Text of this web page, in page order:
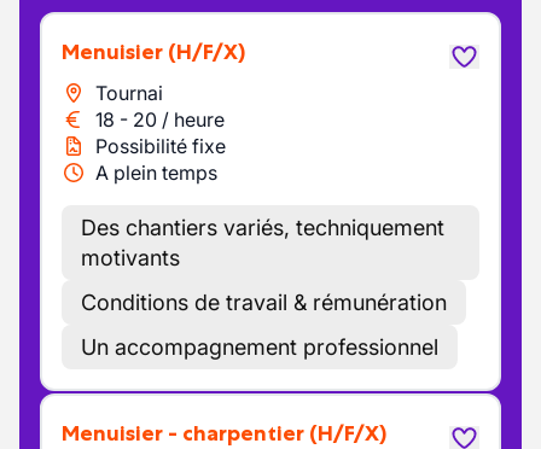
Menuisier (H/F/X)
Tournai
18 - 20 / heure
Possibilité fixe
A plein temps
Des chantiers variés, techniquement
motivants
Conditions de travail & rémunération
Un accompagnement professionnel
Menuisier - charpentier (H/F/X)